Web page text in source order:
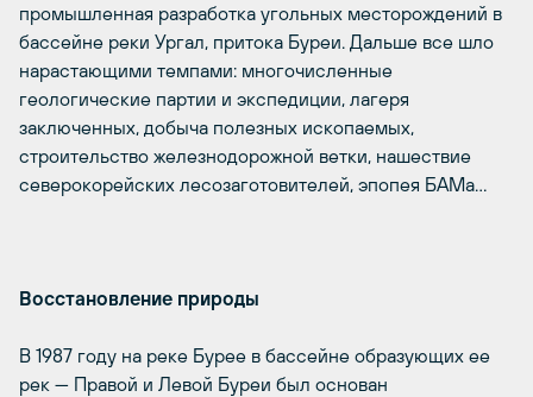
промышленная разработка угольных месторождений в
бассейне реки Ургал, притока Буреи. Дальше все шло
нарастающими темпами: многочисленные
геологические партии и экспедиции, лагеря
заключенных, добыча полезных ископаемых,
строительство железнодорожной ветки, нашествие
северокорейских лесозаготовителей, эпопея БАМа…
Восстановление природы
В 1987 году на реке Бурее в бассейне образующих ее
рек — Правой и Левой Буреи был основан